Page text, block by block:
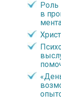
Роль
в